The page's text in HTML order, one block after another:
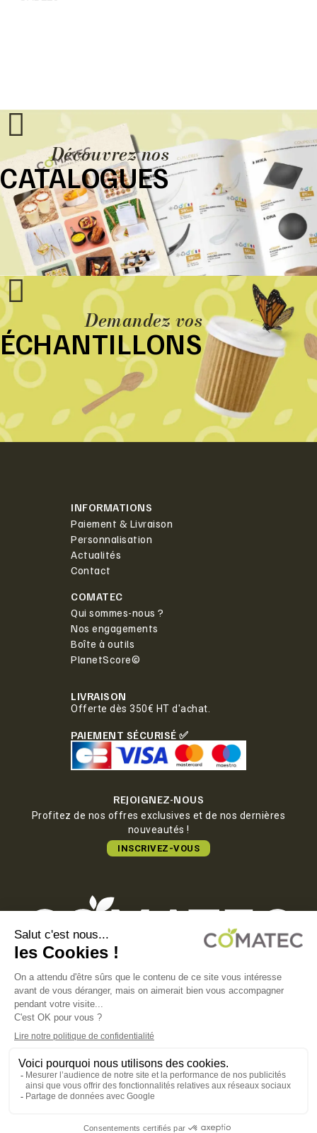
Découvrez nos
CATALOGUES
Demandez vos
ÉCHANTILLONS
INFORMATIONS
Paiement & Livraison
Personnalisation
Actualités
Contact
COMATEC
Qui sommes-nous ?
Nos engagements
Boîte à outils
PlanetScore©
LIVRAISON
Offerte dès 350€ HT d'achat.
PAIEMENT SÉCURISÉ ✅
REJOIGNEZ-NOUS
Profitez de nos offres exclusives et de nos dernières
nouveautés !
INSCRIVEZ-VOUS
COMATEC PACKAGING
Boulevard François-Xavier Fafeur
11000 Carcassonne, FRANCE
POLITIQUE DE CONFIDENTIALITÉ
POLITIQUE EN MATIÈRE DE COOKIES
CGV